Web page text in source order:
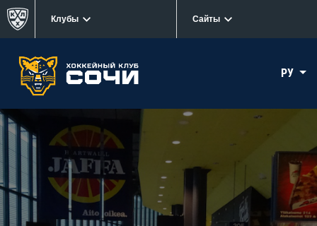
Клубы Сайты
РУ